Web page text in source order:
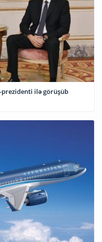
ilə görüşüb